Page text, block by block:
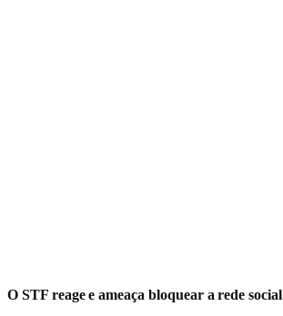
O STF reage e ameaça bloquear a rede social